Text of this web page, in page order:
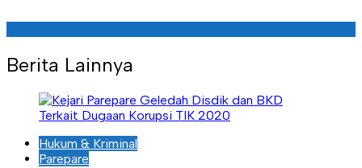
Berita Lainnya
Hukum & Kriminal
Parepare